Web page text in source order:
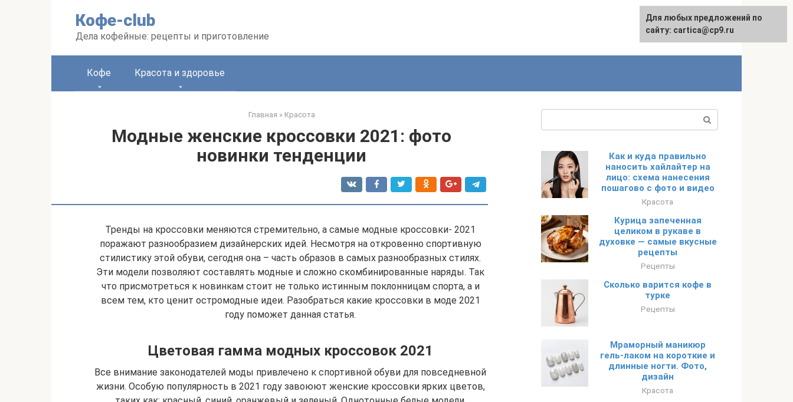
Кофе-club
Дела кофейные: рецепты и приготовление
English
Кофе Красота и здоровье
Главная » Красота
Модные женские кроссовки 2021: фото
новинки тенденции
Тренды на кроссовки меняются стремительно, а самые модные кроссовки- 2021
поражают разнообразием дизайнерских идей. Несмотря на откровенно спортивную
стилистику этой обуви, сегодня она – часть образов в самых разнообразных стилях.
Эти модели позволяют составлять модные и сложно скомбинированные наряды. Так
что присмотреться к новинкам стоит не только истинным поклонницам спорта, а и
всем тем, кто ценит остромодные идеи. Разобраться какие кроссовки в моде 2021
году поможет данная статья.
Цветовая гамма модных кроссовок 2021
Все внимание законодателей моды привлечено к спортивной обуви для повседневной
жизни. Особую популярность в 2021 году завоюют женские кроссовки ярких цветов,
Как и куда правильно
наносить хайлайтер на
лицо: схема нанесения
пошагово с фото и видео
Красота
Курица запеченная
целиком в рукаве в
духовке — самые вкусные
рецепты
Рецепты
Сколько варится кофе в
турке
Рецепты
Мраморный маникюр
гель-лаком на короткие и
длинные ногти. Фото,
дизайн
Красота
Для любых предложений по
сайту: cartica@cp9.ru